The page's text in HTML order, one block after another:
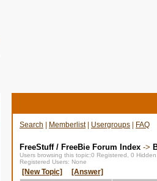
Search Memberlist| Usergroups FAQ
FreeStuff / FreeBie Forum Index ->
Users browsing this topic:0 Registered, 0
Registered Users: None
[New Topic] [Answer]